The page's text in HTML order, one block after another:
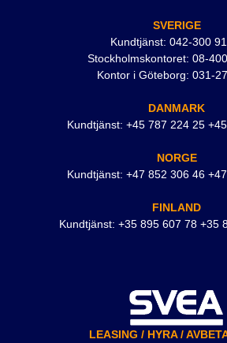
SVERIGE
Kundtjänst: 042-300
Stockholmskontoret: 08-
Kontor i Göteborg: 031-
DANMARK
Kundtjänst: +45 787 224 25
NORGE
Kundtjänst: +47 852 306 46
FINLAND
Kundtjänst: +35 895 607 78 +35
LEASING / HYRA /